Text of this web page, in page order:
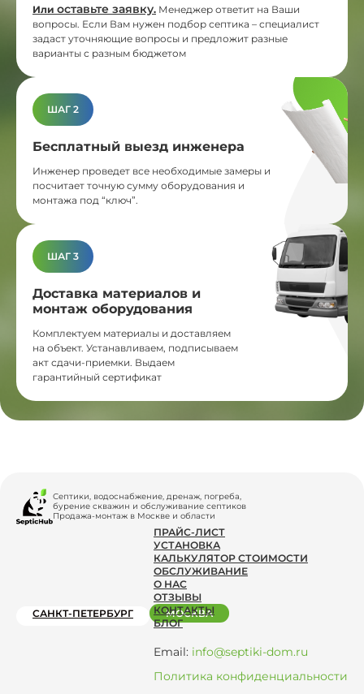
Или оставьте заявку. Менеджер ответит на Ваши
вопросы. Если Вам нужен подбор септика – специалист
задаст уточняющие вопросы и предложит разные
варианты с разным бюджетом
ШАГ 2
Бесплатный выезд инженера
Инженер проведет все необходимые замеры и
посчитает точную сумму оборудования и
монтажа под “ключ”.
ШАГ 3
Доставка материалов и
монтаж оборудования
Комплектуем материалы и доставляем
на объект. Устанавливаем, подписываем
акт сдачи-приемки. Выдаем
гарантийный сертификат
Септики, водоснабжение, дренаж, погреба,
бурение скважин и обслуживание септиков
Продажа-монтаж в Москве и области
ПРАЙС-ЛИСТ
УСТАНОВКА
КАЛЬКУЛЯТОР СТОИМОСТИ
ОБСЛУЖИВАНИЕ
О НАС
ОТЗЫВЫ
КОНТАКТЫ
БЛОГ
Email: info@septiki-dom.ru
Политика конфиденциальности
САНКТ-ПЕТЕРБУРГ МОСКВА